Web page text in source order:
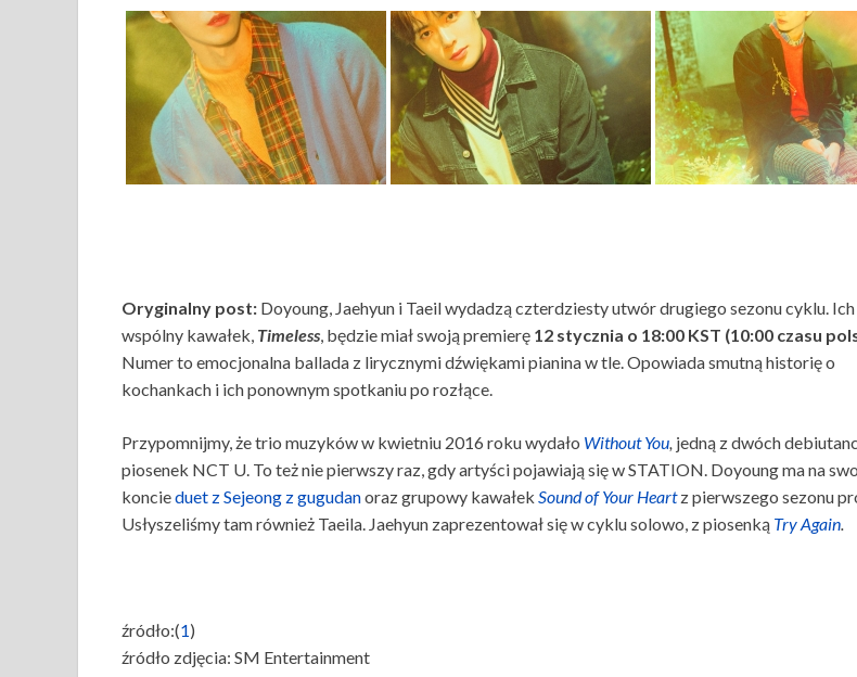
Oryginalny post: Doyoung, Jaehyun i Taeil wydadzą czterdziesty utwór drugiego sezonu cyklu. Ich
wspólny kawałek, Timeless, będzie miał swoją premierę 12 stycznia o 18:00 KST (10:00 czasu
Numer to emocjonalna ballada z lirycznymi dźwiękami pianina w tle. Opowiada smutną historię o
kochankach i ich ponownym spotkaniu po rozłące.
Przypomnijmy, że trio muzyków w kwietniu 2016 roku wydało Without You, jedną z dwóch
piosenek NCT U. To też nie pierwszy raz, gdy artyści pojawiają się w STATION. Doyoung ma na
koncieduet z Sejeong z gugudanoraz grupowy kawałek Sound of Your Heartz pierwszego sezonu
Usłyszeliśmy tam również Taeila. Jaehyun zaprezentował się w cyklu solowo, z piosenką Try Again.
źródło:(1)
źródło zdjęcia: SM Entertainment